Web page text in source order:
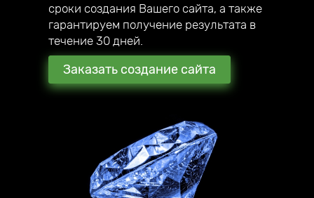
сроки создания Вашего сайта, а также
гарантируем получение результата в
течение 30 дней.
Заказать создание сайта